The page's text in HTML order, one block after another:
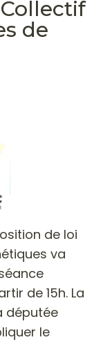
de
de loi
va
de 15h. La
députée
le